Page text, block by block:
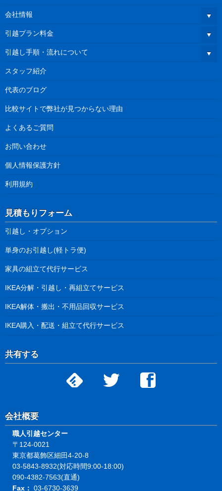
会社情報
引越プラン料金
引越し手順・流れについて
スタッフ紹介
代表のブログ
比較サイトで弊社が見つからない理由
よくあるご質問
お問い合わせ
個人情報保護方針
利用規約
見積もりフォーム
引越し・オプション
単身のお引越し(軽トラ便)
家具の組立て代行サービス
IKEA分解・引越し・再組立てサービス
IKEA解体・搬出・不用品回収サービス
IKEA購入・配送・組立て代行サービス
共有する
会社概要
職人引越センター
〒124-0021
東京都葛飾区細田4-20-8
03-5843-8932(対応時間9:00-18:00)
090-4382-7563(直通)
Fax： 03-6730-3639